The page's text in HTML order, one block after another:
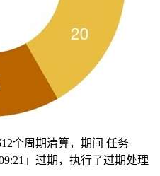
个周期清算，期间 任务
」过期，执行了过期处理